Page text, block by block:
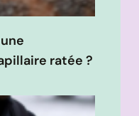
ratée ?